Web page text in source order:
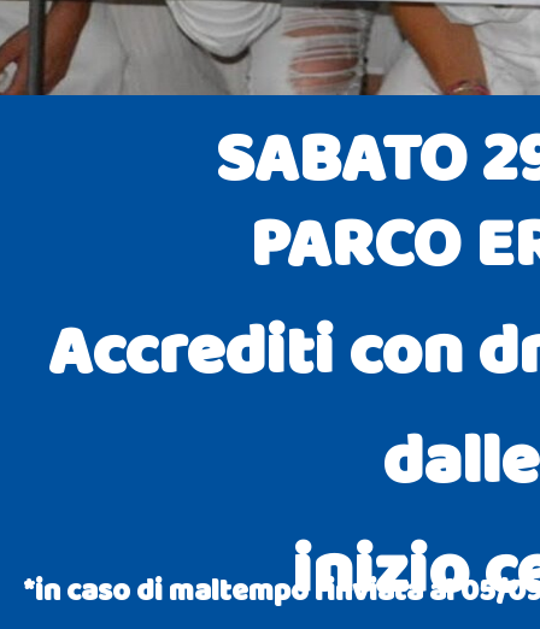
SABATO
PARCO
Accrediti con
inizio
*in caso di maltempo rinviata al 05/